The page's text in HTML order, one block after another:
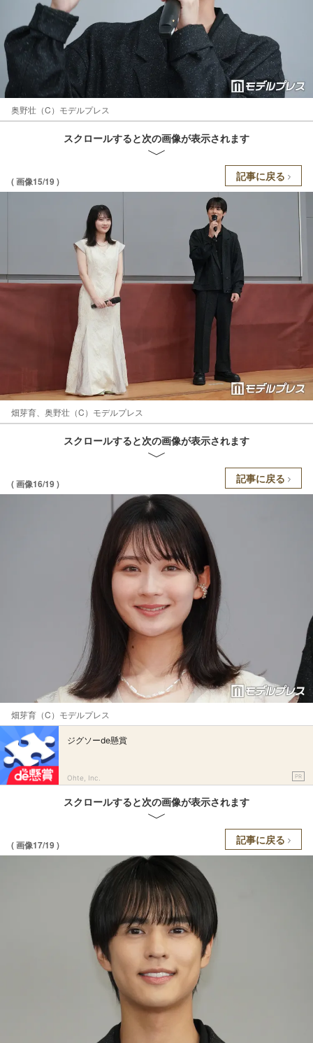
奥野壮（C）モデルプレス
スクロールすると次の画像が表示されます
( 画像15/19 ) 記事に戻る
畑芽育、奥野壮（C）モデルプレス
スクロールすると次の画像が表示されます
( 画像16/19 ) 記事に戻る
畑芽育（C）モデルプレス
ジグソーde懸賞
Ohte, Inc. PR
スクロールすると次の画像が表示されます
( 画像17/19 ) 記事に戻る